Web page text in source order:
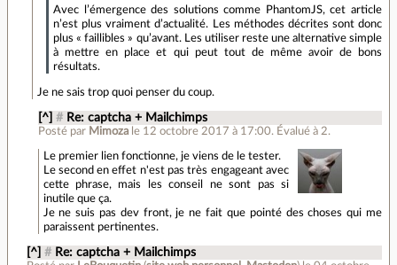
Avec l’émergence des solutions comme PhantomJS, cet article
n’est plus vraiment d’actualité. Les méthodes décrites sont donc
plus « faillibles » qu’avant. Les utiliser reste une alternative simple
à mettre en place et qui peut tout de même avoir de bons
résultats.
Je ne sais trop quoi penser du coup.
[^] # Re: captcha + Mailchimps
Posté par Mimoza le 12 octobre 2017 à 17:00. Évalué à 2.
Le premier lien fonctionne, je viens de le tester.
Le second en effet n'est pas très engageant avec
cette phrase, mais les conseil ne sont pas si
inutile que ça.
Je ne suis pas dev front, je ne fait que pointé des choses qui me
paraissent pertinentes.
[^] # Re: captcha + Mailchimps